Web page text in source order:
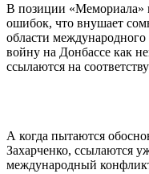
В позиции «Мемориала»
ошибок, что внушает
области
войну на Донбассе как
ссылаются на
А когда пытаются
Захарченко, ссылаются
международный